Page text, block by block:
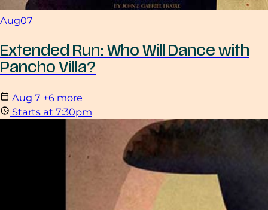
Aug07
Extended Run: Who Will Dance with
Pancho Villa?
Aug 7 +6 more
Starts at 7:30pm